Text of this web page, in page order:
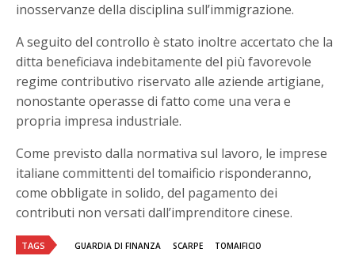
inosservanze della disciplina sull’immigrazione.
A seguito del controllo è stato inoltre accertato che la
ditta beneficiava indebitamente del più favorevole
regime contributivo riservato alle aziende artigiane,
nonostante operasse di fatto come una vera e
propria impresa industriale.
Come previsto dalla normativa sul lavoro, le imprese
italiane committenti del tomaificio risponderanno,
come obbligate in solido, del pagamento dei
contributi non versati dall’imprenditore cinese.
TAGS GUARDIA DI FINANZA SCARPE TOMAIFICIO